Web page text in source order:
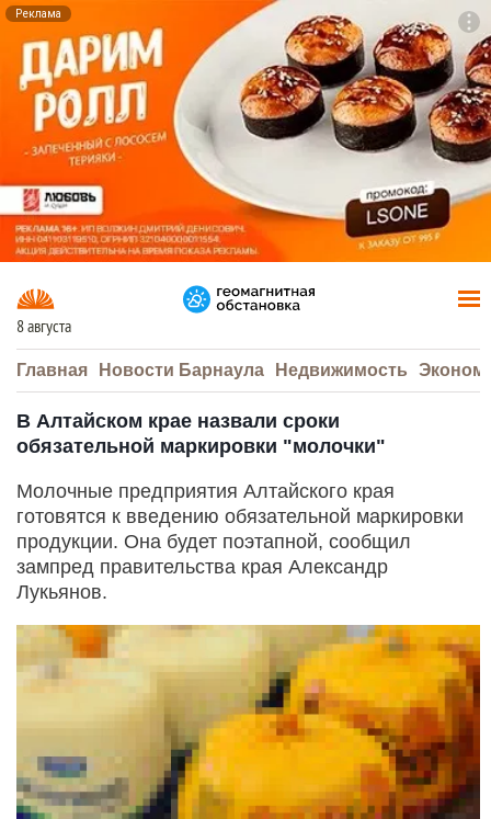
Реклама
8 августа
Главная Новости Барнаула Недвижимость
В Алтайском крае назвали сроки
обязательной маркировки "молочки"
Молочные предприятия Алтайского края
готовятся к введению обязательной маркировки
продукции. Она будет поэтапной, сообщил
зампред правительства края Александр
Лукьянов.